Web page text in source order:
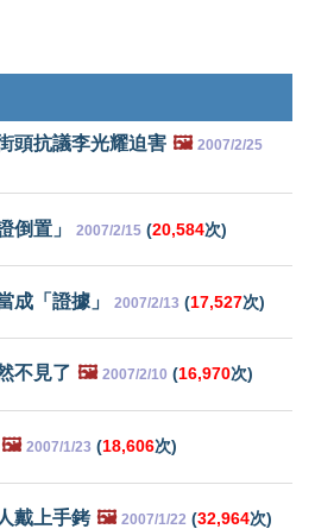
頭抗議李光耀迫害 🖼️ 2007/2/25
倒置」 2007/2/15 (20,584次)
成「證據」 2007/2/13 (17,527次)
不見了 🖼️ 2007/2/10 (16,970次)
🖼️ 2007/1/23 (18,606次)
戴上手銬 🖼️ 2007/1/22 (32,964次)